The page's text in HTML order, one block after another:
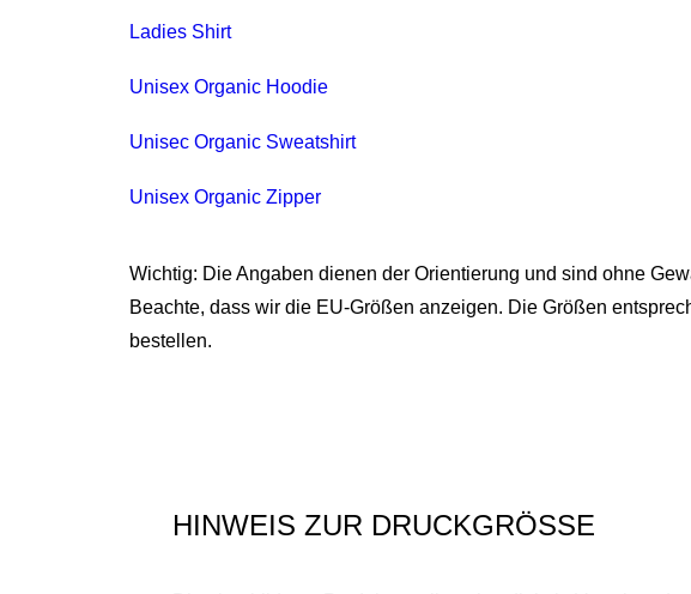
Ladies Shirt
Unisex Organic Hoodie
Unisec Organic Sweatshirt
Unisex Organic Zipper
Wichtig: Die Angaben dienen der Orientierung und sind ohne
Beachte, dass wir die EU-Größen anzeigen. Die Größen
bestellen.
HINWEIS ZUR DRUCKGRÖSSE